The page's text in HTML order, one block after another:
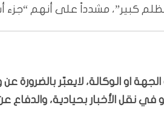
لظلم كبير”، مشدداً على أنهم
او الوكالة، لايعبّر
نقل الأخبار بحيادية، والدفاع